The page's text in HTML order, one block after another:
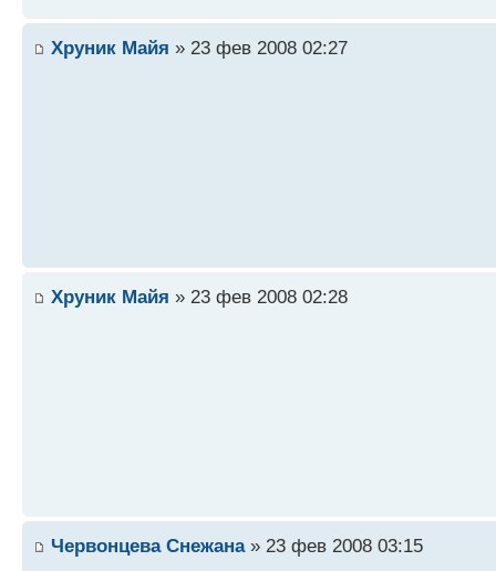
Хруник Майя » 23 фев 2008 02:27
Хруник Майя » 23 фев 2008 02:28
Червонцева Снежана» 23 фев 2008 03:15